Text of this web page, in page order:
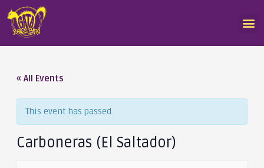
« All Events
This event has passed.
Carboneras (El Saltador)